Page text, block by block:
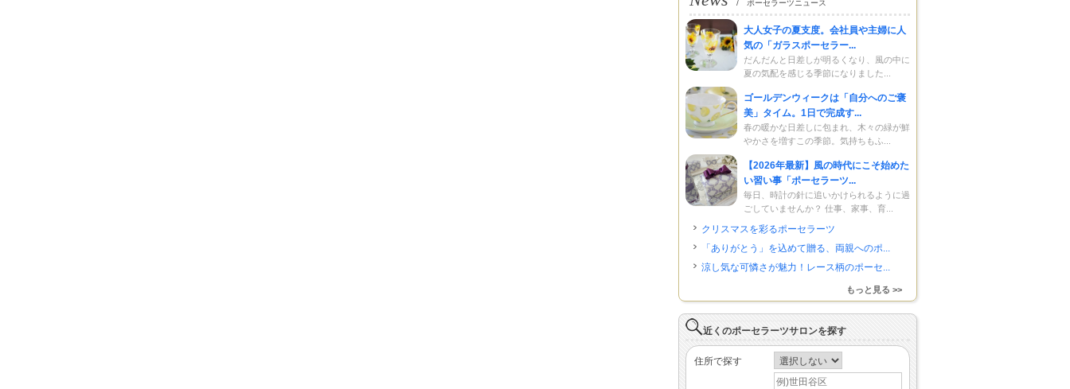
/ ポーセラーツニュース
大人女子の夏支度。会社員や主婦に人
気の「ガラスポーセラー...
だんだんと日差しが明るくなり、風の中に
夏の気配を感じる季節になりました...
ゴールデンウィークは「自分へのご褒
美」タイム。1日で完成す...
春の暖かな日差しに包まれ、木々の緑が鮮
やかさを増すこの季節。気持ちもふ...
【2026年最新】風の時代にこそ始めた
い習い事「ポーセラーツ...
毎日、時計の針に追いかけられるように過
ごしていませんか？ 仕事、家事、育...
クリスマスを彩るポーセラーツ
「ありがとう」を込めて贈る、両親へのポ...
涼し気な可憐さが魅力！レース柄のポーセ...
もっと見る >>
近くのポーセラーツサロンを探す
住所で探す